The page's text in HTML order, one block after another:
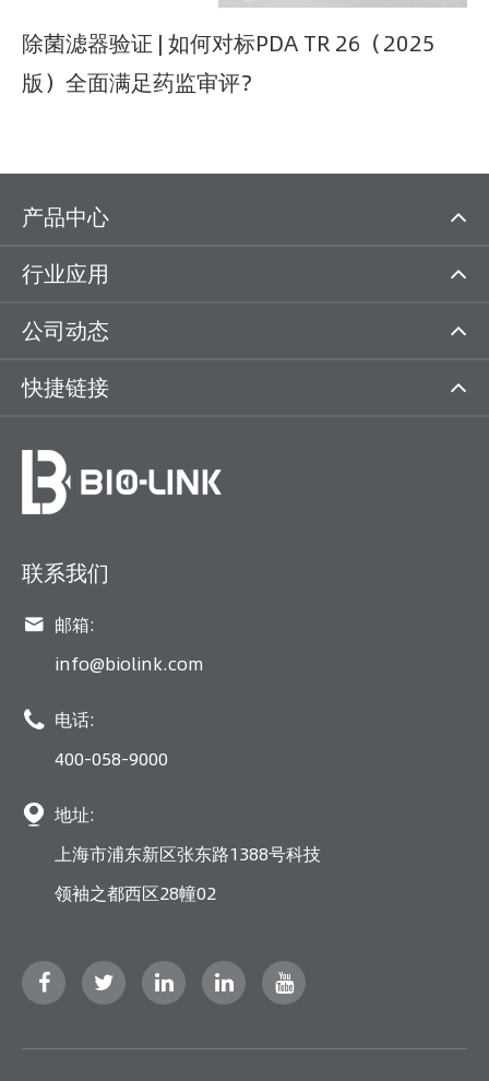
除菌滤器验证 | 如何对标PDA TR 26（2025
版）全面满足药监审评？
产品中心
行业应用
公司动态
快捷链接
联系我们
 邮箱:
info@biolink.com
 电话:
400-058-9000
 地址:
上海市浦东新区张东路1388号科技
领袖之都西区28幢02